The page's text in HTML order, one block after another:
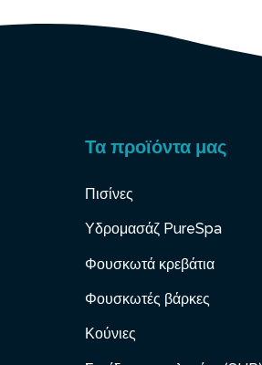
Τα προϊόντα μας
Πισίνες
Υδρομασάζ PureSpa
Φουσκωτά κρεβάτια
Φουσκωτές βάρκες
Κούνιες